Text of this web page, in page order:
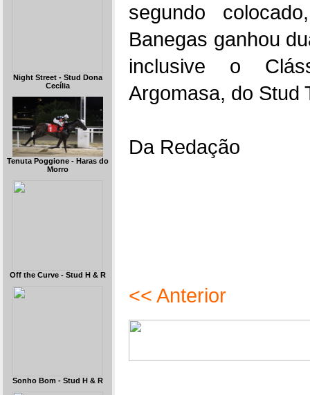
Night Street - Stud Dona
Cecília
Tenuta Poggione - Haras do
Morro
Off the Curve - Stud H & R
Sonho Bom - Stud H & R
segundo
Banegas ganhou
inclusive o
Argomasa, do Stud
Da Redação
<< Anterior